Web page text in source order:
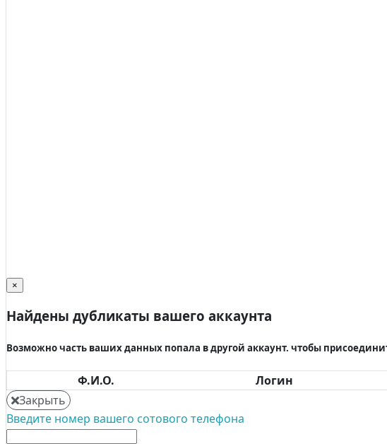
×
Найдены дубликаты вашего аккаунта
Возможно часть ваших данных попала в другой аккаунт. чтобы
Ф.И.О. Логин
Закрыть
Введите номер вашего сотового телефона